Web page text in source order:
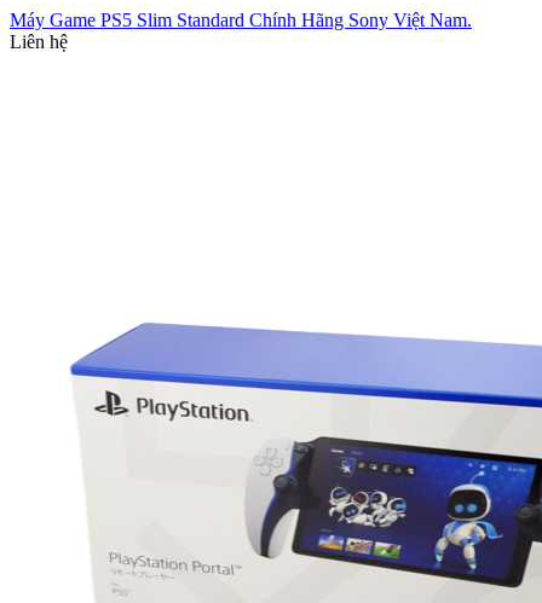
Máy Game PS5 Slim Standard Chính Hãng Sony Việt Nam.
Liên hệ